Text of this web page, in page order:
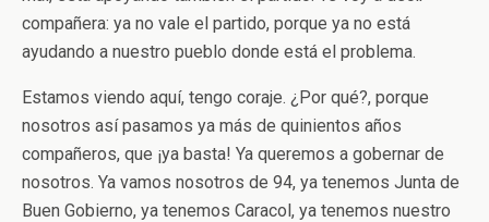
compañera: ya no vale el partido, porque ya no está
ayudando a nuestro pueblo donde está el problema.
Estamos viendo aquí, tengo coraje. ¿Por qué?, porque
nosotros así pasamos ya más de quinientos años
compañeros, que ¡ya basta! Ya queremos a gobernar de
nosotros. Ya vamos nosotros de 94, ya tenemos Junta de
Buen Gobierno, ya tenemos Caracol, ya tenemos nuestro